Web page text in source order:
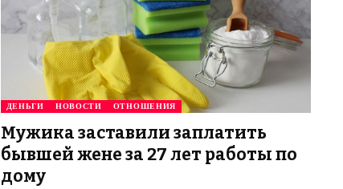
ДЕНЬГИ НОВОСТИ ОТНОШЕНИЯ
Мужика заставили заплатить
бывшей жене за 27 лет работы по
дому